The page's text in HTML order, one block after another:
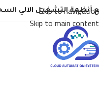
Skip to navigation
Skip to main content
أنظمة التشغيل الآلي